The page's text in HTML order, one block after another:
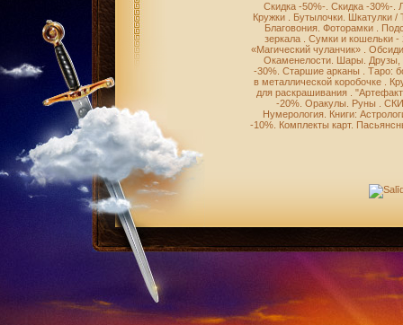
Скидка -50%- Скидка -30%-
Кружки
Бутылочки. Шкатулки /
Благовония. Фоторамки
зеркала
Сумки и кошельки -
«Магический чуланчик»
Окаменелости Шары
-30%. Старшие арканы
Таро:
в металлической коробочке
для раскрашивания
-20% Оракулы Руны
Нумерология. Книги:
-10% Комплекты карт.